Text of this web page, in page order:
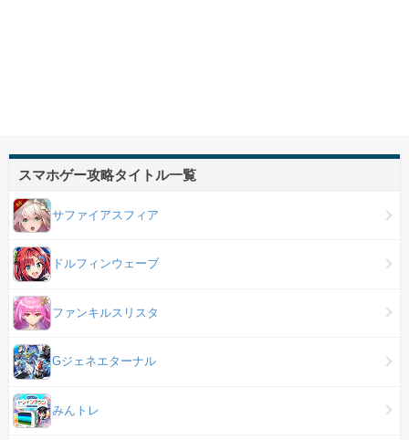
スマホゲー攻略タイトル一覧
サファイアスフィア
ドルフィンウェーブ
ファンキルスリスタ
Gジェネエターナル
みんトレ